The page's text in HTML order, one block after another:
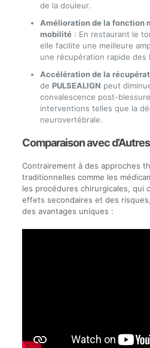
de la douleur.
Amélioration de la fonction
mobilité: En restaurant le
elle facilite une meilleure
une récupération rapide des
Accélération de la
de PULSEALIGN peut
convalescence post-
interventions telles que la
neurovertébrale.
Comparaison avec
Contrairement à des approches
traditionnelles comme les
les procédures chirurgicales, qui
effets secondaires et des risques,
des avantages uniques :